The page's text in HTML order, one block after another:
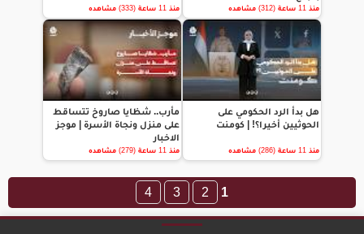
منذ 11 ساعة (312) مشاهده منذ 11 ساعة (333) مشاهده
هل بدأ الرد الحكومي على
الحوثيين أخيرا؟! | كومنت
منذ 11 ساعة (286) مشاهده
مأرب.. شظايا صاروخ تتساقط
على منزل ونجاة الأسرة | موجز
الاخبار
منذ 11 ساعة (279) مشاهده
1
2
3
4